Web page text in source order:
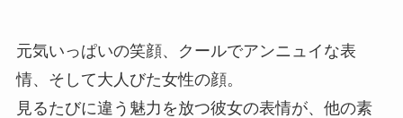
元気いっぱいの笑顔、クールでアンニュイな表
情、そして大人びた女性の顔。
見るたびに違う魅力を放つ彼女の表情が、他の素